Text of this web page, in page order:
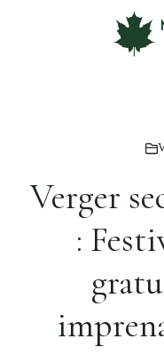
Verger
: